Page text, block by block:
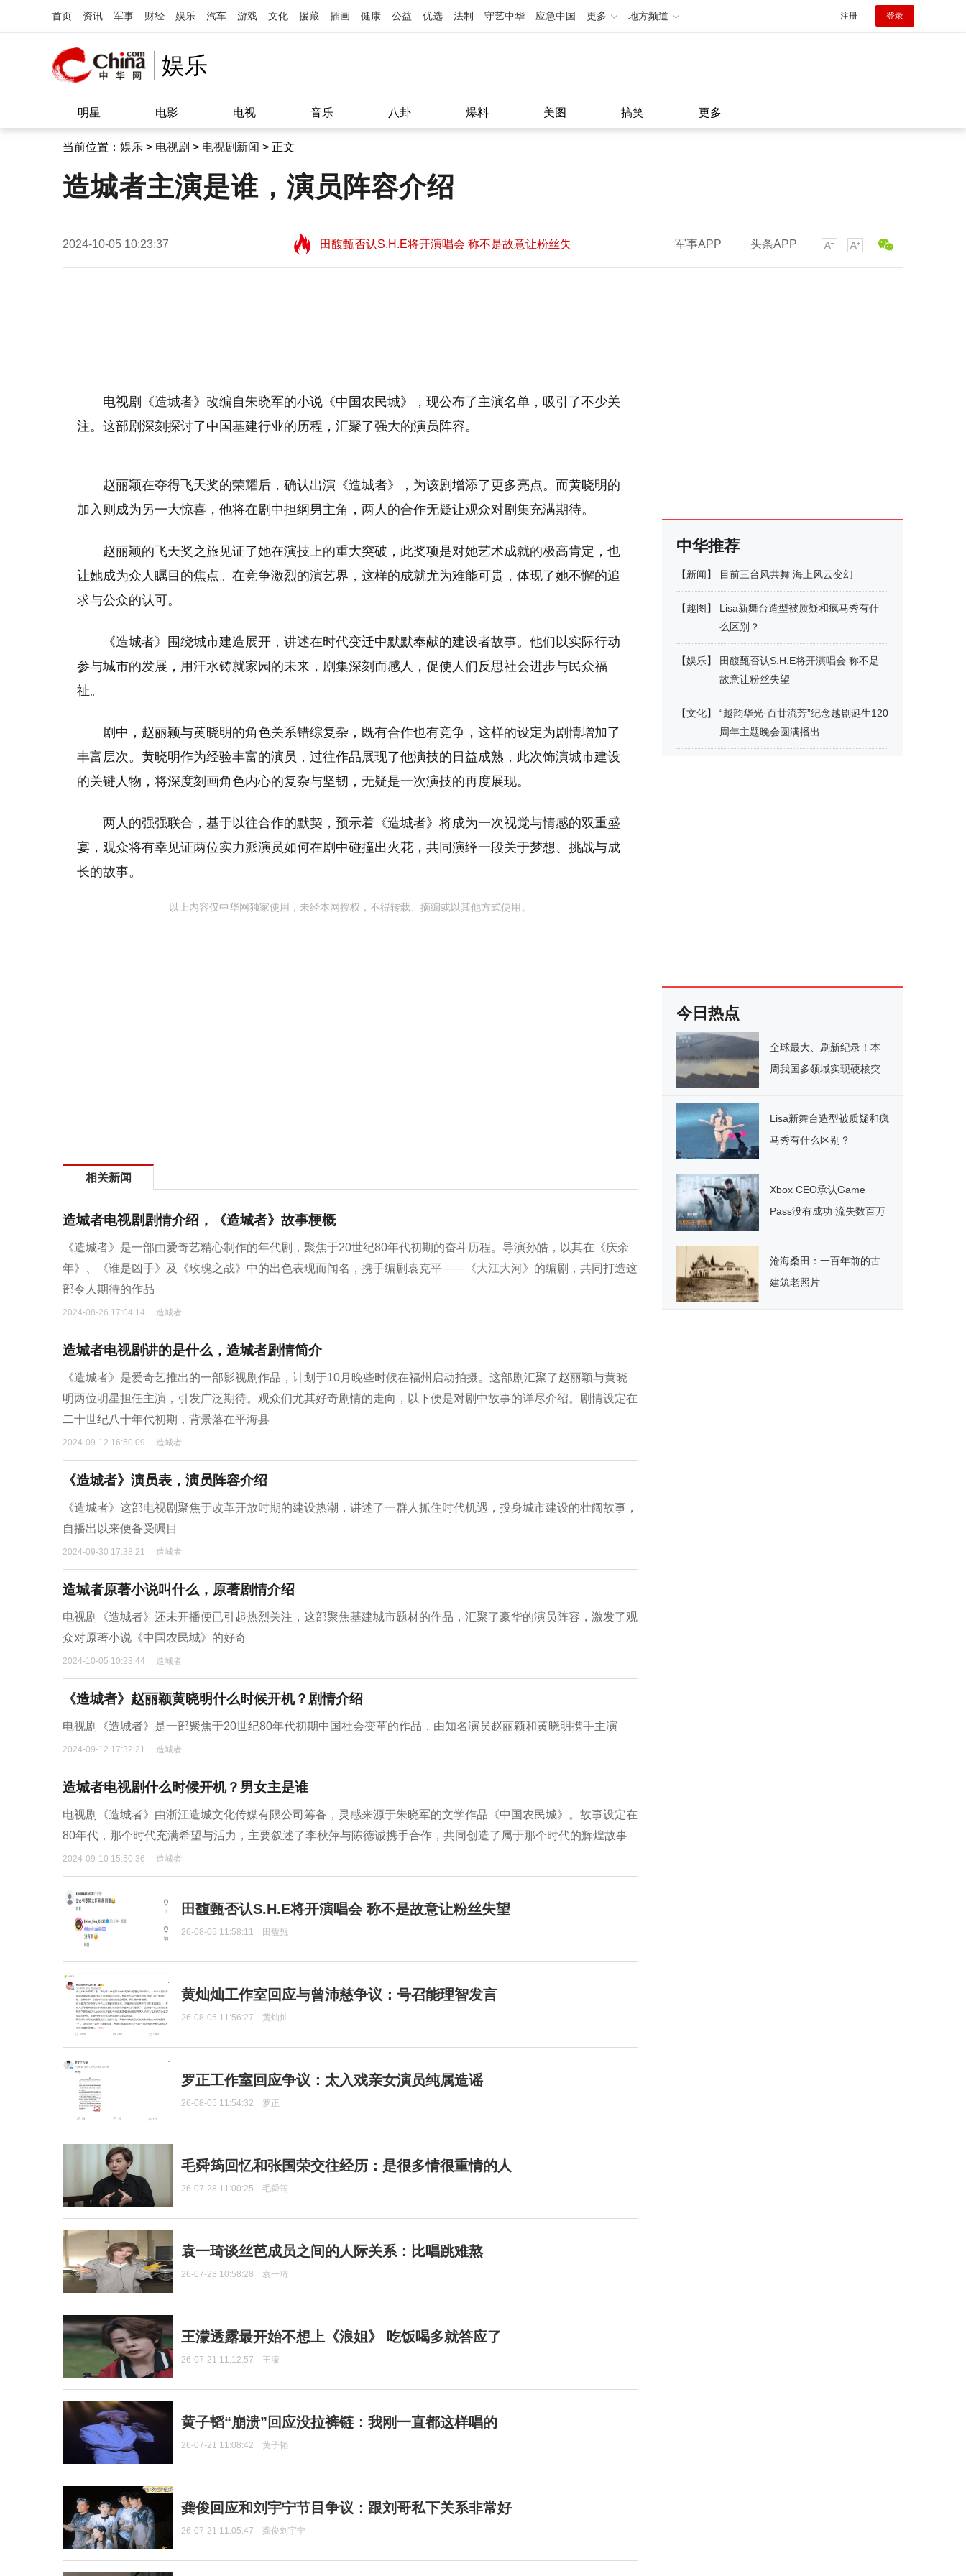
首页 资讯 军事 财经 娱乐 汽车 游戏 文化 援藏 插画 健康 公益 优选 法制 守艺中华 应急中国 更多 地方频道 注册 登录
娱乐
明星 电影 电视 音乐 八卦 爆料 美图 搞笑 更多
当前位置： 娱乐 > 电视剧 > 电视剧新闻 > 正文
造城者主演是谁，演员阵容介绍
2024-10-05 10:23:37
田馥甄否认S.H.E将开演唱会 称不是故意让粉丝失
望11:08
田馥甄否认S.H.E将开演唱会 称不是故意让粉丝失
望11:08
军事APP 头条APP
电视剧《造城者》改编自朱晓军的小说《中国农民城》，现公布了主演名单，吸引了不少关
注。这部剧深刻探讨了中国基建行业的历程，汇聚了强大的演员阵容。
赵丽颖在夺得飞天奖的荣耀后，确认出演《造城者》，为该剧增添了更多亮点。而黄晓明的
加入则成为另一大惊喜，他将在剧中担纲男主角，两人的合作无疑让观众对剧集充满期待。
赵丽颖的飞天奖之旅见证了她在演技上的重大突破，此奖项是对她艺术成就的极高肯定，也
让她成为众人瞩目的焦点。在竞争激烈的演艺界，这样的成就尤为难能可贵，体现了她不懈的追
求与公众的认可。
《造城者》围绕城市建造展开，讲述在时代变迁中默默奉献的建设者故事。他们以实际行动
参与城市的发展，用汗水铸就家园的未来，剧集深刻而感人，促使人们反思社会进步与民众福
祉。
剧中，赵丽颖与黄晓明的角色关系错综复杂，既有合作也有竞争，这样的设定为剧情增加了
丰富层次。黄晓明作为经验丰富的演员，过往作品展现了他演技的日益成熟，此次饰演城市建设
的关键人物，将深度刻画角色内心的复杂与坚韧，无疑是一次演技的再度展现。
两人的强强联合，基于以往合作的默契，预示着《造城者》将成为一次视觉与情感的双重盛
宴，观众将有幸见证两位实力派演员如何在剧中碰撞出火花，共同演绎一段关于梦想、挑战与成
长的故事。
以上内容仅中华网独家使用，未经本网授权，不得转载、摘编或以其他方式使用。
相关新闻
造城者电视剧剧情介绍，《造城者》故事梗概
《造城者》是一部由爱奇艺精心制作的年代剧，聚焦于20世纪80年代初期的奋斗历程。导演孙皓，以其在《庆余
年》、《谁是凶手》及《玫瑰之战》中的出色表现而闻名，携手编剧袁克平——《大江大河》的编剧，共同打造这
部令人期待的作品
2024-08-26 17:04:14 造城者
造城者电视剧讲的是什么，造城者剧情简介
《造城者》是爱奇艺推出的一部影视剧作品，计划于10月晚些时候在福州启动拍摄。这部剧汇聚了赵丽颖与黄晓
明两位明星担任主演，引发广泛期待。观众们尤其好奇剧情的走向，以下便是对剧中故事的详尽介绍。剧情设定在
二十世纪八十年代初期，背景落在平海县
2024-09-12 16:50:09 造城者
《造城者》演员表，演员阵容介绍
《造城者》这部电视剧聚焦于改革开放时期的建设热潮，讲述了一群人抓住时代机遇，投身城市建设的壮阔故事，
自播出以来便备受瞩目
2024-09-30 17:38:21 造城者
造城者原著小说叫什么，原著剧情介绍
电视剧《造城者》还未开播便已引起热烈关注，这部聚焦基建城市题材的作品，汇聚了豪华的演员阵容，激发了观
众对原著小说《中国农民城》的好奇
2024-10-05 10:23:44 造城者
《造城者》赵丽颖黄晓明什么时候开机？剧情介绍
电视剧《造城者》是一部聚焦于20世纪80年代初期中国社会变革的作品，由知名演员赵丽颖和黄晓明携手主演
2024-09-12 17:32:21 造城者
造城者电视剧什么时候开机？男女主是谁
电视剧《造城者》由浙江造城文化传媒有限公司筹备，灵感来源于朱晓军的文学作品《中国农民城》。故事设定在
80年代，那个时代充满希望与活力，主要叙述了李秋萍与陈徳诚携手合作，共同创造了属于那个时代的辉煌故事
2024-09-10 15:50:36 造城者
田馥甄否认S.H.E将开演唱会 称不是故意让粉丝失望
26-08-05 11:58:11 田馥甄
黄灿灿工作室回应与曾沛慈争议：号召能理智发言
26-08-05 11:56:27 黄灿灿
罗正工作室回应争议：太入戏亲女演员纯属造谣
26-08-05 11:54:32 罗正
毛舜筠回忆和张国荣交往经历：是很多情很重情的人
26-07-28 11:00:25 毛舜筠
袁一琦谈丝芭成员之间的人际关系：比唱跳难熬
26-07-28 10:58:28 袁一琦
王濛透露最开始不想上《浪姐》 吃饭喝多就答应了
26-07-21 11:12:57 王濛
黄子韬“崩溃”回应没拉裤链：我刚一直都这样唱的
26-07-21 11:08:42 黄子韬
龚俊回应和刘宇宁节目争议：跟刘哥私下关系非常好
26-07-21 11:05:47 龚俊刘宇宁
中华推荐
【新闻】 目前三台风共舞 海上风云变幻
【趣图 】
Lisa新舞台造型被质疑和疯马秀有什
么区别？
【娱乐】
田馥甄否认S.H.E将开演唱会 称不是
故意让粉丝失望
【文化】
“越韵华光·百廿流芳”纪念越剧诞生120
周年主题晚会圆满播出
今日热点
全球最大、刷新纪录！本
周我国多领域实现硬核突
Lisa新舞台造型被质疑和疯
马秀有什么区别？
Xbox CEO承认Game
Pass没有成功 流失数百万
沧海桑田：一百年前的古
建筑老照片